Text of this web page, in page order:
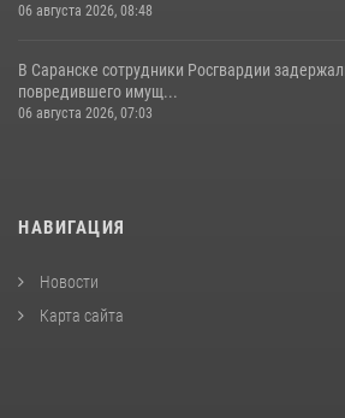
06 августа 2026, 08:48
В Саранске сотрудники Росгвардии
повредившего имущ...
06 августа 2026, 07:03
НАВИГАЦИЯ
Новости
Карта сайта